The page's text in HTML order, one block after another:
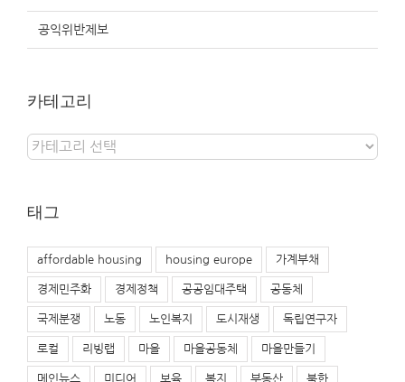
공익위반제보
카테고리
카
테
태그
affordable housing housing europe 가계부채
경제민주화 경제정책 공공임대주택 공동체
국제분쟁 노동 노인복지 도시재생 독립연구자
로컬 리빙랩 마을 마을공동체 마을만들기
메인뉴스 미디어 보육 복지 부동산 북한